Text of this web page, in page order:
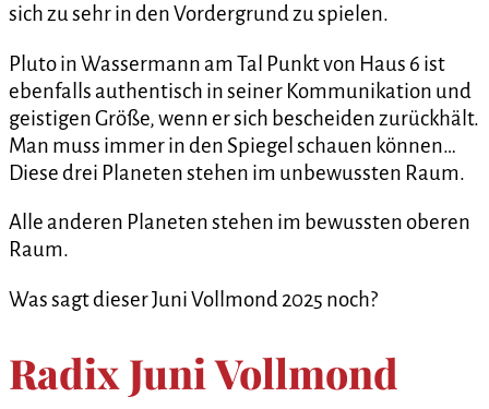
sich zu sehr in den Vordergrund zu spielen.
Pluto in Wassermann am Tal Punkt von Haus 6 ist
ebenfalls authentisch in seiner Kommunikation und
geistigen Größe, wenn er sich bescheiden zurückhält.
Man muss immer in den Spiegel schauen können…
Diese drei Planeten stehen im unbewussten Raum.
Alle anderen Planeten stehen im bewussten oberen
Raum.
Was sagt dieser Juni Vollmond 2025 noch?
Radix Juni Vollmond